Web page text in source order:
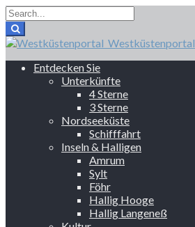
Westküstenportal
Entdecken Sie
Unterkünfte
4 Sterne
3 Sterne
Nordseeküste
Schifffahrt
Inseln & Halligen
Amrum
Sylt
Föhr
Hallig Hooge
Hallig Langeneß